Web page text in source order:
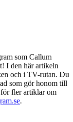
som Callum
I den här artikeln
och i TV-rutan. Du
som gör honom till
för fler artiklar om
.